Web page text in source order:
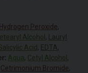
Hydrogen Peroxide,
Alcohol ,
Lauryl
Acid, EDTA,
Aqua, Cetyl Alcohol ,
Cetrimonium Bromide,